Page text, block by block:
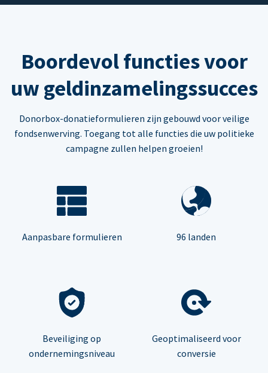
Boordevol functies voor
uw geldinzamelingssucces
Donorbox-donatieformulieren zijn gebouwd voor veilige
fondsenwerving. Toegang tot alle functies die uw politieke
campagne zullen helpen groeien!
Aanpasbare formulieren 96 landen
Beveiliging op
ondernemingsniveau
Geoptimaliseerd voor
conversie